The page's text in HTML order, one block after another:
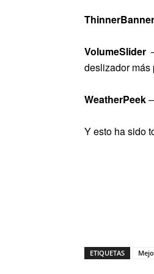
VolumeSlider
deslizador más
WeatherPeek
Y esto ha sido
ETIQUETAS